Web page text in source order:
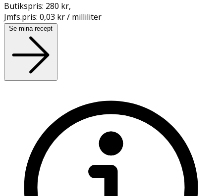
Butikspris: 280 kr,
Jmfs.pris: 0,03 kr / milliliter
Se mina recept